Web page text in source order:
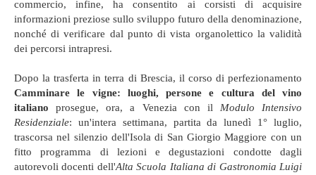
commercio, infine, ha consentito ai corsisti di acquisire
informazioni preziose sullo sviluppo futuro della denominazione,
nonché di verificare dal punto di vista organolettico la validità
dei percorsi intrapresi.
Dopo la trasferta in terra di Brescia, il corso di perfezionamento
Camminare le vigne: luoghi, persone e cultura del vino
italiano prosegue, ora, a Venezia con il Modulo Intensivo
Residenziale: un'intera settimana, partita da lunedì 1° luglio,
trascorsa nel silenzio dell'Isola di San Giorgio Maggiore con un
fitto programma di lezioni e degustazioni condotte dagli
autorevoli docenti dell'Alta Scuola Italiana di Gastronomia Luigi